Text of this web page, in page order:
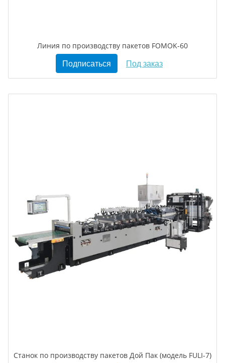
Линия по производству пакетов FOMOK-60
Подписаться Под заказ
Станок по производству пакетов Дой Пак (модель FULI-7)